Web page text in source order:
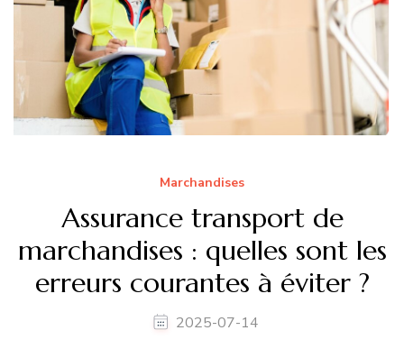
Marchandises
Assurance transport de
marchandises : quelles sont les
erreurs courantes à éviter ?
2025-07-14